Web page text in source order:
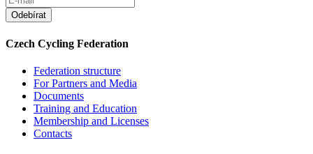
Czech Cycling Federation
Federation structure
For Partners and Media
Documents
Training and Education
Membership and Licenses
Contacts